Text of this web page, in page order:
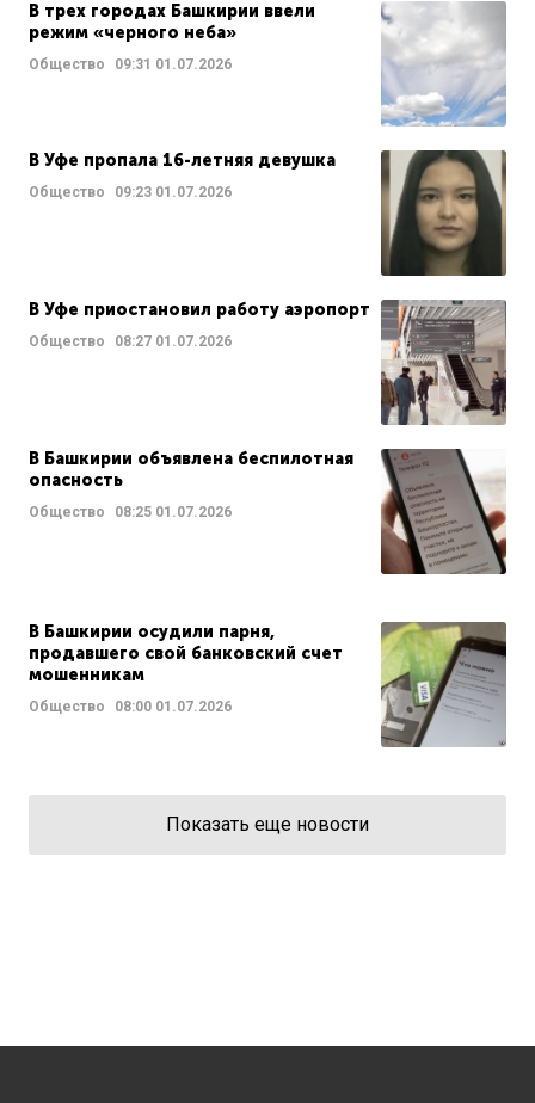
В трех городах Башкирии ввели
режим «черного неба»
Общество 09:31 01.07.2026
В Уфе пропала 16-летняя девушка
Общество 09:23 01.07.2026
В Уфе приостановил работу аэропорт
Общество 08:27 01.07.2026
В Башкирии объявлена беспилотная
опасность
Общество 08:25 01.07.2026
В Башкирии осудили парня,
продавшего свой банковский счет
мошенникам
Общество 08:00 01.07.2026
Показать еще новости